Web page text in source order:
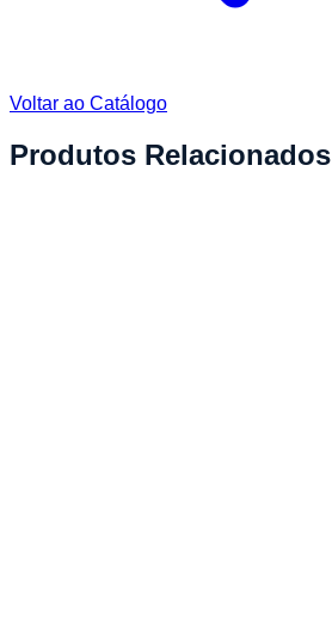
Voltar ao Catálogo
Produtos Relacionados